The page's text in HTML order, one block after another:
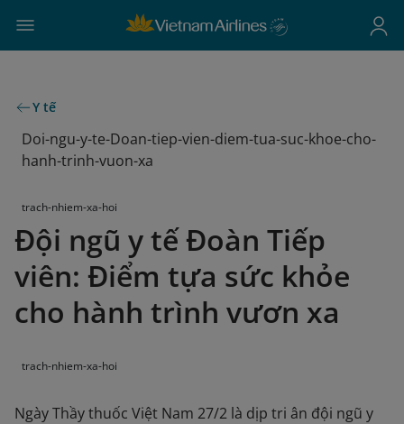
Y tế
Doi-ngu-y-te-Doan-tiep-vien-diem-tua-suc-khoe-cho-
hanh-trinh-vuon-xa
trach-nhiem-xa-hoi
Đội ngũ y tế Đoàn Tiếp
viên: Điểm tựa sức khỏe
cho hành trình vươn xa
trach-nhiem-xa-hoi
Ngày Thầy thuốc Việt Nam 27/2 là dịp tri ân đội ngũ y